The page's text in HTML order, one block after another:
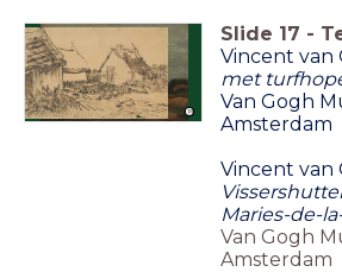
Drenthe als 'rode draad' Slide 17 -
Vincent van
met
Van Gogh
Amsterdam
Vincent van
Maries-de-
Van Gogh
Amsterdam